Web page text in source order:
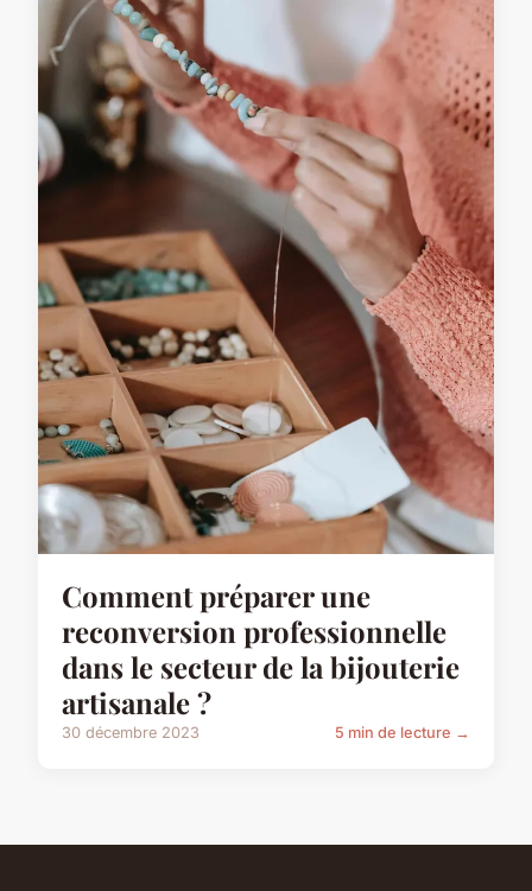
Comment préparer une
reconversion professionnelle
dans le secteur de la bijouterie
artisanale ?
30 décembre 2023 5 min de lecture →